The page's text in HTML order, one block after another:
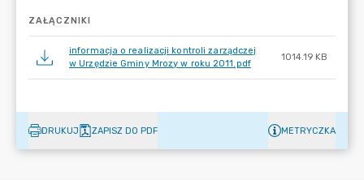
ZAŁĄCZNIKI
informacja o realizacji kontroli zarządczej
w Urzędzie Gminy Mrozy w roku 2011.pdf
1014.19 KB
DRUKUJ ZAPISZ DO PDF METRYCZKA